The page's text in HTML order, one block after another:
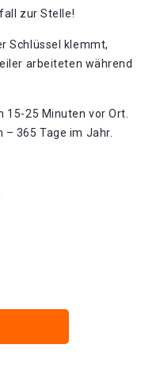
zur Stelle!
Schlüssel klemmt,
arbeiteten während
15-25 Minuten vor Ort.
365 Tage im Jahr.